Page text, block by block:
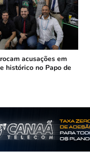
acusações em
histórico no Papo de